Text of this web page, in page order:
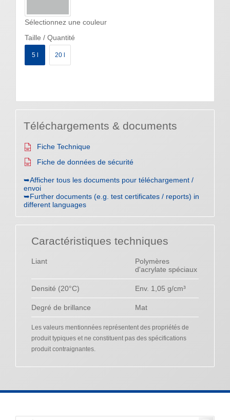
Sélectionnez une couleur
Taille / Quantité
5 l 20 l
Téléchargements & documents
Fiche Technique
Fiche de données de sécurité
➥Afficher tous les documents pour téléchargement /
envoi
➥Further documents (e.g. test certificates / reports) in
different languages
Caractéristiques techniques
Liant
Polymères
d'acrylate spéciaux
Densité (20°C) Env. 1,05 g/cm³
Degré de brillance Mat
Les valeurs mentionnées représentent des propriétés de
produit typiques et ne constituent pas des spécifications
produit contraignantes.